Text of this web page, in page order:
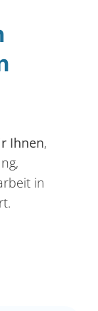
Ihnen,
in